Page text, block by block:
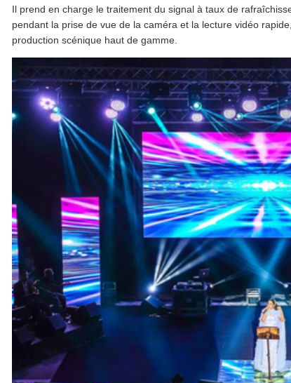
Il prend en charge le traitement du signal à taux de
pendant la prise de vue de la caméra et la lecture vidéo
production scénique haut de gamme.